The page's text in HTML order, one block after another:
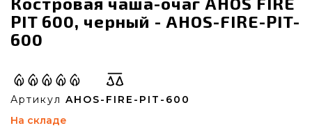
PIT 600, черный - AHOS-FIRE-PIT-
600
Артикул AHOS-FIRE-PIT-600
На складе